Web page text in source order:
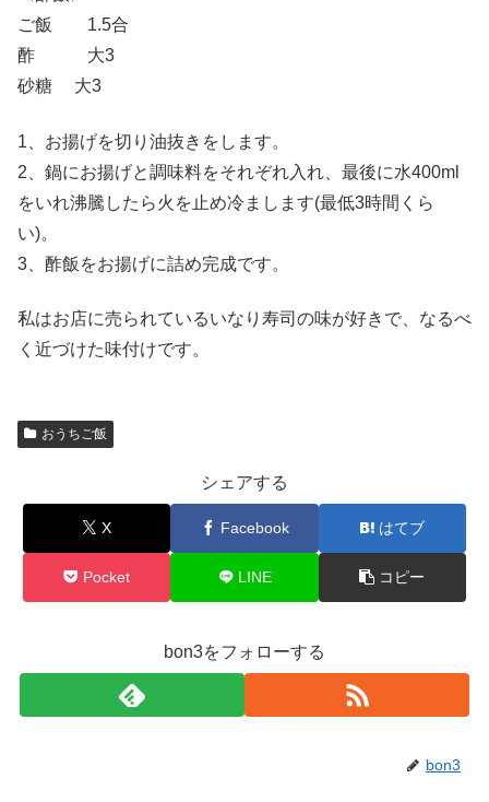
ご飯 1.5合
酢 大3
砂糖 大3
1、お揚げを切り油抜きをします。
2、鍋にお揚げと調味料をそれぞれ入れ、最後に水400ml
をいれ沸騰したら火を止め冷まします(最低3時間くら
い)。
3、酢飯をお揚げに詰め完成です。
私はお店に売られているいなり寿司の味が好きで、なるべ
く近づけた味付けです。
おうちご飯
シェアする
X Facebook はてブ
Pocket LINE コピー
bon3をフォローする
bon3